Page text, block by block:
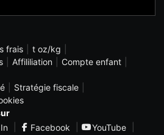
frais
t oz/kg
Affililiation
Compte enfant
Stratégie fiscale
Facebook
YouTube